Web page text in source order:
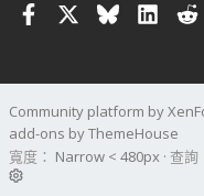
FacebookBluesky
Community platform by
add-ons by ThemeHouse
寬度
查詢